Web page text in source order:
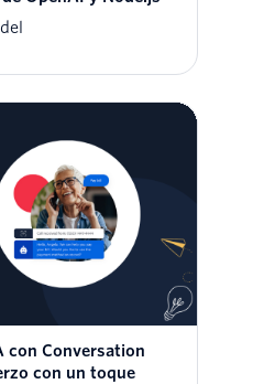
con Conversation
con un toque